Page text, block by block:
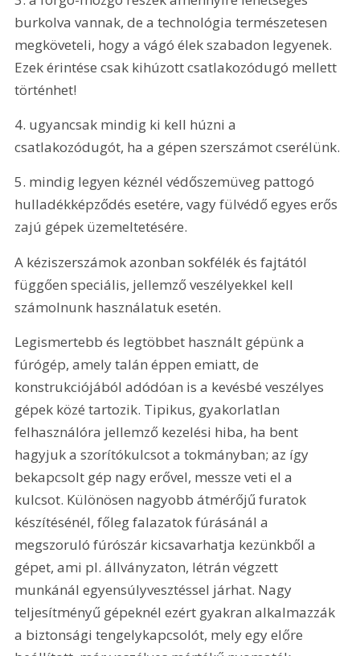
burkolva vannak, de a technológia természetesen
megköveteli, hogy a vágó élek szabadon legyenek.
Ezek érintése csak kihúzott csatlakozódugó mellett
történhet!
4. ugyancsak mindig ki kell húzni a
csatlakozódugót, ha a gépen szerszámot cserélünk.
5. mindig legyen kéznél védőszemüveg pattogó
hulladékképződés esetére, vagy fülvédő egyes erős
zajú gépek üzemeltetésére.
A kéziszerszámok azonban sokfélék és fajtától
függően speciális, jellemző veszélyekkel kell
számolnunk használatuk esetén.
Legismertebb és legtöbbet használt gépünk a
fúrógép, amely talán éppen emiatt, de
konstrukciójából adódóan is a kevésbé veszélyes
gépek közé tartozik. Tipikus, gyakorlatlan
felhasználóra jellemző kezelési hiba, ha bent
hagyjuk a szorítókulcsot a tokmányban; az így
bekapcsolt gép nagy erővel, messze veti el a
kulcsot. Különösen nagyobb átmérőjű furatok
készítésénél, főleg falazatok fúrásánál a
megszoruló fúrószár kicsavarhatja kezünkből a
gépet, ami pl. állványzaton, létrán végzett
munkánál egyensúlyvesztéssel járhat. Nagy
teljesítményű gépeknél ezért gyakran alkalmazzák
a biztonsági tengelykapcsolót, mely egy előre